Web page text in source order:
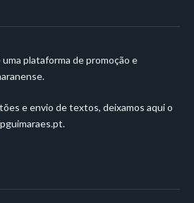
plataforma de promoção e
e envio de textos, deixamos aqui o
.